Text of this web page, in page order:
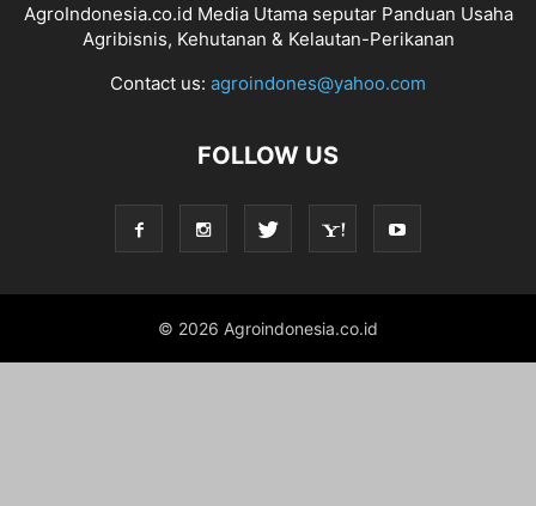
AgroIndonesia.co.id Media Utama seputar Panduan Usaha
Agribisnis, Kehutanan & Kelautan-Perikanan
Contact us: agroindones@yahoo.com
FOLLOW US
© 2026 Agroindonesia.co.id